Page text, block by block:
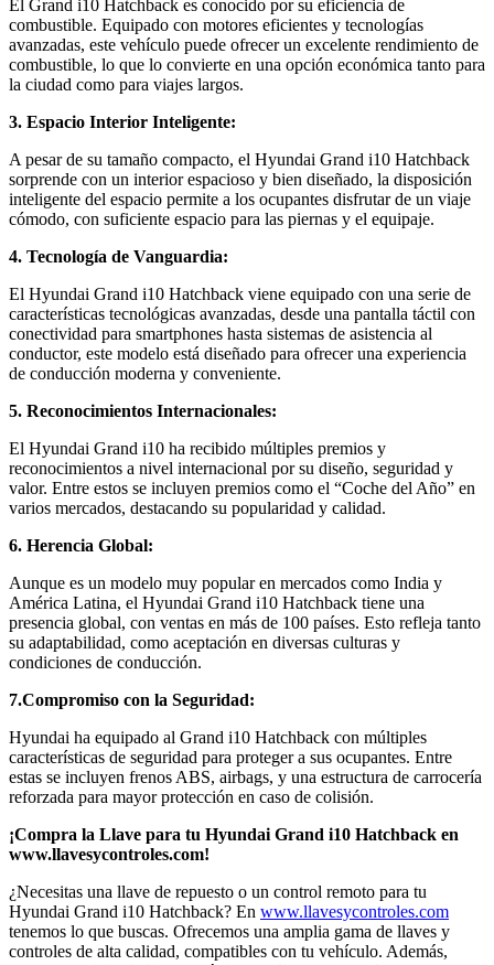
El Grand i10 Hatchback es conocido por su eficiencia de
combustible. Equipado con motores eficientes y tecnologías
avanzadas, este vehículo puede ofrecer un excelente rendimiento de
combustible, lo que lo convierte en una opción económica tanto para
la ciudad como para viajes largos.
3. Espacio Interior Inteligente:
A pesar de su tamaño compacto, el Hyundai Grand i10 Hatchback
sorprende con un interior espacioso y bien diseñado, la disposición
inteligente del espacio permite a los ocupantes disfrutar de un viaje
cómodo, con suficiente espacio para las piernas y el equipaje.
4. Tecnología de Vanguardia:
El Hyundai Grand i10 Hatchback viene equipado con una serie de
características tecnológicas avanzadas, desde una pantalla táctil con
conectividad para smartphones hasta sistemas de asistencia al
conductor, este modelo está diseñado para ofrecer una experiencia
de conducción moderna y conveniente.
5. Reconocimientos Internacionales:
El Hyundai Grand i10 ha recibido múltiples premios y
reconocimientos a nivel internacional por su diseño, seguridad y
valor. Entre estos se incluyen premios como el “Coche del Año” en
varios mercados, destacando su popularidad y calidad.
6. Herencia Global:
Aunque es un modelo muy popular en mercados como India y
América Latina, el Hyundai Grand i10 Hatchback tiene una
presencia global, con ventas en más de 100 países. Esto refleja tanto
su adaptabilidad, como aceptación en diversas culturas y
condiciones de conducción.
7.Compromiso con la Seguridad:
Hyundai ha equipado al Grand i10 Hatchback con múltiples
características de seguridad para proteger a sus ocupantes. Entre
estas se incluyen frenos ABS, airbags, y una estructura de carrocería
reforzada para mayor protección en caso de colisión.
¡Compra la Llave para tu Hyundai Grand i10 Hatchback en
www.llavesycontroles.com!
¿Necesitas una llave de repuesto o un control remoto para tu
Hyundai Grand i10 Hatchback? En www.llavesycontroles.com
tenemos lo que buscas. Ofrecemos una amplia gama de llaves y
controles de alta calidad, compatibles con tu vehículo. Además,